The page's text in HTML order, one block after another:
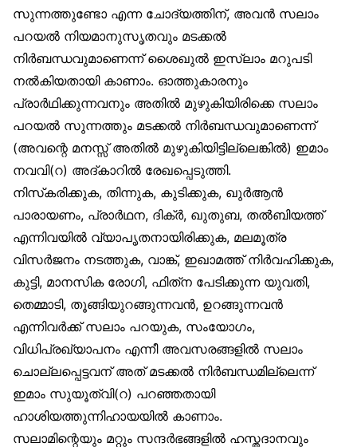
സുന്നത്തുണ്ടോ എന്ന ചോദ്യത്തിന്, അവൻ സലാം
പറയൽ നിയമാനുസൃതവും മടക്കൽ
നിർബന്ധവുമാണെന്ന് ശൈഖുൽ ഇസ്‌ലാം മറുപടി
നൽകിയതായി കാണാം. ഓത്തുകാരനും
പ്രാർഥിക്കുന്നവനും അതിൽ മുഴുകിയിരിക്കെ സലാം
പറയൽ സുന്നത്തും മടക്കൽ നിർബന്ധവുമാണെന്ന്
(അവന്റെ മനസ്സ് അതിൽ മുഴുകിയിട്ടില്ലെങ്കിൽ) ഇമാം
നവവി(റ) അദ്കാറിൽ രേഖപ്പെടുത്തി.
നിസ്‌കരിക്കുക, തിന്നുക, കുടിക്കുക, ഖുർആൻ
പാരായണം, പ്രാർഥന, ദിക്ർ, ഖുതുബ, തൽബിയത്ത്
എന്നിവയിൽ വ്യാപൃതനായിരിക്കുക, മലമൂത്ര
വിസർജനം നടത്തുക, വാങ്ക്, ഇഖാമത്ത് നിർവഹിക്കുക,
കുട്ടി, മാനസിക രോഗി, ഫിത്‌ന പേടിക്കുന്ന യുവതി,
തെമ്മാടി, തൂങ്ങിയുറങ്ങുന്നവൻ, ഉറങ്ങുന്നവൻ
എന്നിവർക്ക് സലാം പറയുക, സംയോഗം,
വിധിപ്രഖ്യാപനം എന്നീ അവസരങ്ങളിൽ സലാം
ചൊല്ലപ്പെട്ടവന് അത് മടക്കൽ നിർബന്ധമില്ലെന്ന്
ഇമാം സുയൂത്വി(റ) പറഞ്ഞതായി
ഹാശിയത്തുന്നിഹായയിൽ കാണാം.
സലാമിന്റെയും മറ്റും സന്ദർഭങ്ങളിൽ ഹസ്തദാനവും